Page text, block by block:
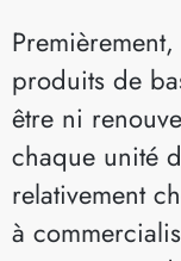
produits de
être ni
chaque unité
relativement
à